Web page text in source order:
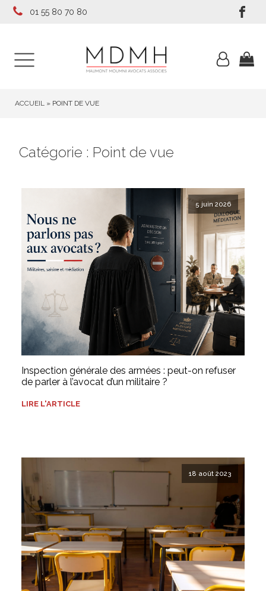
01 55 80 70 80
ACCUEIL » POINT DE VUE
Catégorie : Point de vue
5 juin 2026
Inspection générale des armées : peut-on refuser
de parler à l’avocat d’un militaire ?
LIRE L'ARTICLE
18 août 2023